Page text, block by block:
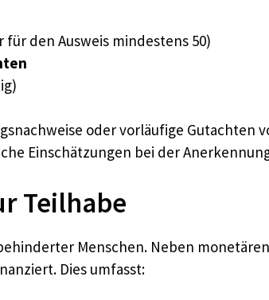
für den Ausweis mindestens 50)
oder vorläufige Gutachten
Einschätzungen bei der
Teilhabe
Menschen. Neben
Dies umfasst: